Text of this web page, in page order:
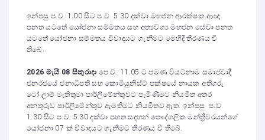
ඉන්පසු ප.ව. 1.00 සිට ප.ව. 5.30 දක්වා මහජන ආරක්ෂක ආඥා
පනත යටතේ යෝජනා සම්මතය සහ අත්‍යවශ්‍ය මහජන සේවා පනත
යටතේ යෝජනා සම්මතය විවාදයට ගැනීමට මෙහිදී තීරණය වී
තිබේ.
2026 මැයි 08 සිකුරාදා පෙ.ව. 11.05 ට පමණ වියට්නාම සමාජවාදී
ජනරජයේ ජනාධිපති සහ කොමියුනිස්ට් පක්ෂයේ නායක අතිගරු
ටෝ ලාම් මැතිතුමා පාර්ලිමේන්තුවට පැමිණීමට නියමිත අතර
අනතුරුව පාර්ලිමේන්තුව ඇමතීමට නියමිතව ඇත. ඉන්පසු ප.ව.
1.30 සිට ප.ව. 5.30 දක්වා පහත සඳහන් පෞද්ගලික මන්ත්‍රීවරයන්ගේ
යෝජනා 07 ක් විවාදයට ගැනීමට තීරණය වී තිබේ.